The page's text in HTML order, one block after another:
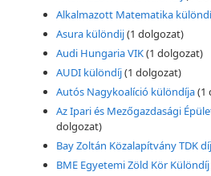
Alkalmazott Matematika
Asura különdij(1 dolgozat)
Audi Hungaria VIK(1 dolgozat)
AUDI különdíj(1 dolgozat)
Autós Nagykoalíció különdíja(1
Az Ipari és Mezőgazdasági
dolgozat)
Bay Zoltán Közalapítvány TDK díj
BME Egyetemi Zöld Kör Különdíj